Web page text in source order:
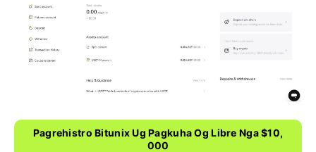
Pagrehistro Bitunix Ug Pagkuha Og Libre Nga $10,
000